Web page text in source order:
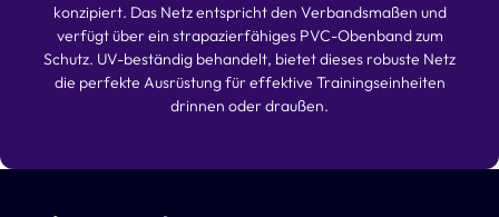
konzipiert. Das Netz entspricht den Verbandsmaßen und
verfügt über ein strapazierfähiges PVC-Obenband zum
Schutz. UV-beständig behandelt, bietet dieses robuste Netz
die perfekte Ausrüstung für effektive Trainingseinheiten
drinnen oder draußen.